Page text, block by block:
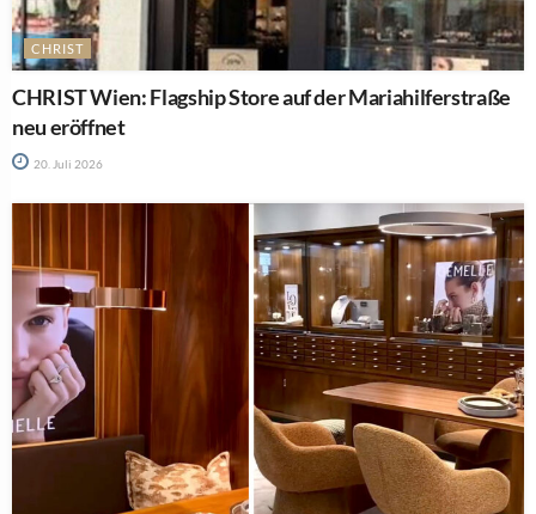
CHRIST
CHRIST Wien: Flagship Store auf der Mariahilferstraße
neu eröffnet
20. Juli 2026